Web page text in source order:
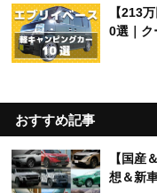
【213
0選｜ク
おすすめ記事
【国産
想＆新